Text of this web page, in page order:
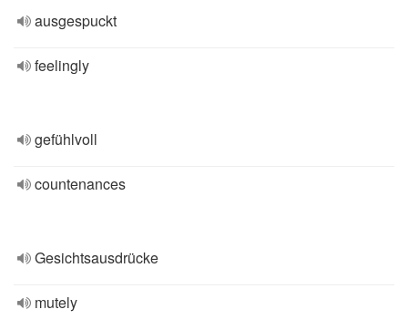
ausgespuckt
feelingly
gefühlvoll
countenances
Gesichtsausdrücke
mutely